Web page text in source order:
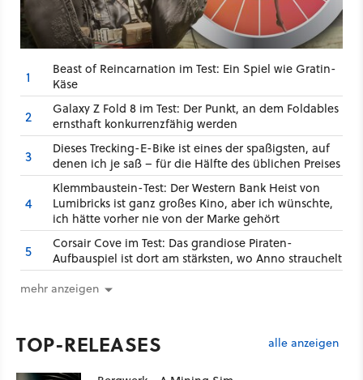
1
Beast of Reincarnation im Test: Ein Spiel wie Gratin-
Käse
2
Galaxy Z Fold 8 im Test: Der Punkt, an dem Foldables
ernsthaft konkurrenzfähig werden
3
Dieses Trecking-E-Bike ist eines der spaßigsten, auf
denen ich je saß – für die Hälfte des üblichen Preises
4
Klemmbaustein-Test: Der Western Bank Heist von
Lumibricks ist ganz großes Kino, aber ich wünschte,
ich hätte vorher nie von der Marke gehört
5
Corsair Cove im Test: Das grandiose Piraten-
Aufbauspiel ist dort am stärksten, wo Anno strauchelt
mehr anzeigen
TOP-RELEASES alle anzeigen